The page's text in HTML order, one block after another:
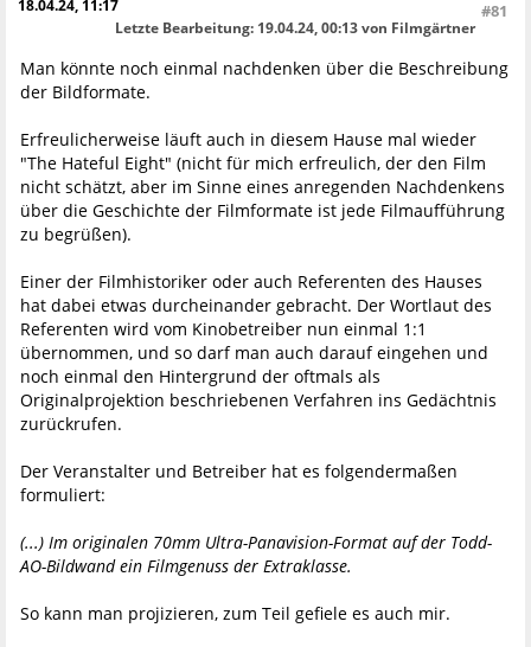
18.04.24, 11:17 #81
Letzte Bearbeitung: 19.04.24, 00:13 von Filmgärtner
Man könnte noch einmal nachdenken über die Beschreibung
der Bildformate.
Erfreulicherweise läuft auch in diesem Hause mal wieder
"The Hateful Eight" (nicht für mich erfreulich, der den Film
nicht schätzt, aber im Sinne eines anregenden Nachdenkens
über die Geschichte der Filmformate ist jede Filmaufführung
zu begrüßen).
Einer der Filmhistoriker oder auch Referenten des Hauses
hat dabei etwas durcheinander gebracht. Der Wortlaut des
Referenten wird vom Kinobetreiber nun einmal 1:1
übernommen, und so darf man auch darauf eingehen und
noch einmal den Hintergrund der oftmals als
Originalprojektion beschriebenen Verfahren ins Gedächtnis
zurückrufen.
Der Veranstalter und Betreiber hat es folgendermaßen
formuliert:
(...) Im originalen 70mm Ultra-Panavision-Format auf der Todd-
AO-Bildwand ein Filmgenuss der Extraklasse.
So kann man projizieren, zum Teil gefiele es auch mir.